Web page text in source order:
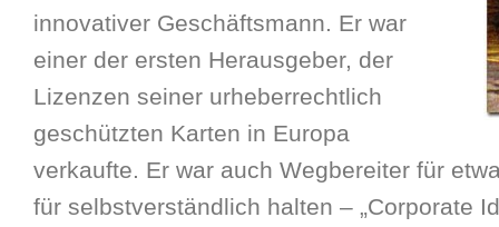
innovativer Geschäftsmann. Er war
einer der ersten Herausgeber, der
Lizenzen seiner urheberrechtlich
geschützten Karten in Europa
verkaufte. Er war auch Wegbereiter für
für selbstverständlich halten – „Corporate